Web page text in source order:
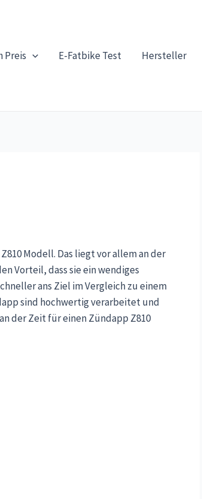
Preis E-Fatbike Test Hersteller
Z810 Modell. Das liegt vor allem an der
Vorteil, dass sie ein wendiges
ans Ziel im Vergleich zu einem
sind hochwertig verarbeitet und
der Zeit für einen Zündapp Z810